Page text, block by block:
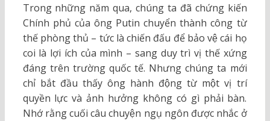
Trong những năm qua, chúng ta đã chứng kiến
Chính phủ của ông Putin chuyển thành công từ
thế phòng thủ – tức là chiến đấu để bảo vệ cái họ
coi là lợi ích của mình – sang duy trì vị thế xứng
đáng trên trường quốc tế. Nhưng chúng ta mới
chỉ bắt đầu thấy ông hành động từ một vị trí
quyền lực và ảnh hưởng không có gì phải bàn.
Nhớ rằng cuối câu chuyện ngụ ngôn được nhắc ở